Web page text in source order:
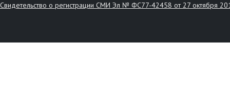
Свидетельство о регистрации СМИ Эл № ФС77-42458 от 27 октября